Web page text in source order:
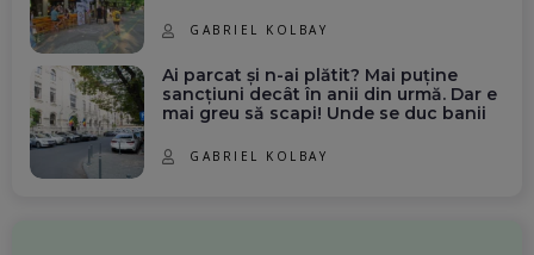
GABRIEL KOLBAY
Ai parcat și n-ai plătit? Mai puține
sancțiuni decât în anii din urmă. Dar e
mai greu să scapi! Unde se duc banii
GABRIEL KOLBAY